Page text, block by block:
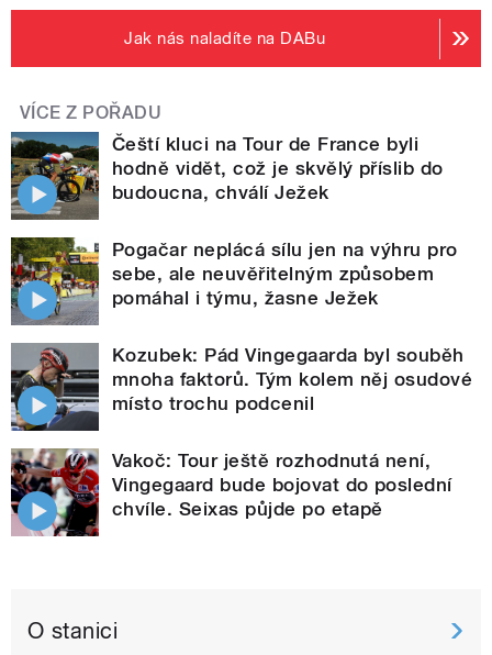
Jak nás naladíte na DABu
VÍCE Z POŘADU
Čeští kluci na Tour de France byli
hodně vidět, což je skvělý příslib do
budoucna, chválí Ježek
Pogačar neplácá sílu jen na výhru pro
sebe, ale neuvěřitelným způsobem
pomáhal i týmu, žasne Ježek
Kozubek: Pád Vingegaarda byl souběh
mnoha faktorů. Tým kolem něj osudové
místo trochu podcenil
Vakoč: Tour ještě rozhodnutá není,
Vingegaard bude bojovat do poslední
chvíle. Seixas půjde po etapě
O stanici